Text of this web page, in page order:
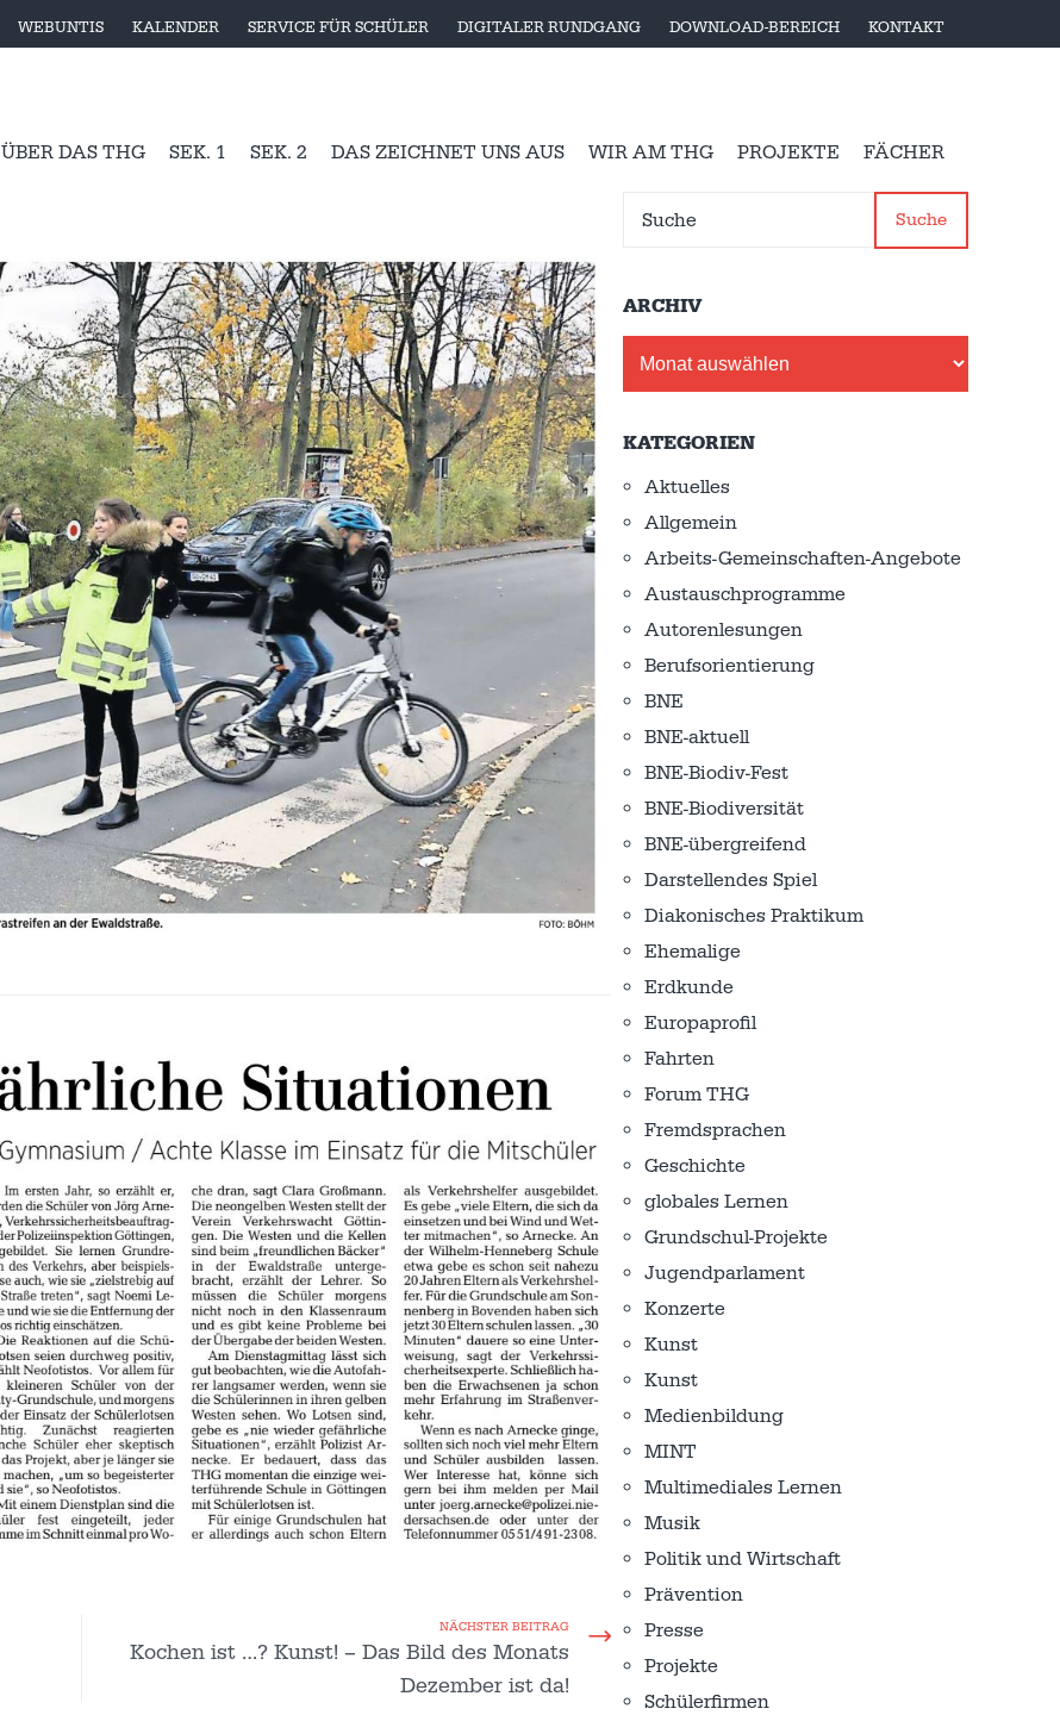
WEBUNTIS KALENDER SERVICE FÜR SCHÜLER DIGITALER RUNDGANG DOWNLOAD-BEREICH KONTAKT
ÜBER DAS THG SEK. 1 SEK. 2 DAS ZEICHNET UNS AUS WIR AM THG PROJEKTE FÄCHER
NÄCHSTER BEITRAG
Kochen ist …? Kunst! – Das Bild des Monats
Dezember ist da!
Suche
ARCHIV
KATEGORIEN
Aktuelles
Allgemein
Arbeits-Gemeinschaften-Angebote
Austausch­programme
Autorenlesungen
Berufsorientierung
BNE
BNE-aktuell
BNE-Biodiv-Fest
BNE-Biodiversität
BNE-übergreifend
Darstellendes Spiel
Diakonisches Praktikum
Ehemalige
Erdkunde
Europaprofil
Fahrten
Forum THG
Fremdsprachen
Geschichte
globales Lernen
Grundschul-Projekte
Jugendparlament
Konzerte
Kunst
Kunst
Medienbildung
MINT
Multimediales Lernen
Musik
Politik und Wirtschaft
Prävention
Presse
Projekte
Schülerfirmen